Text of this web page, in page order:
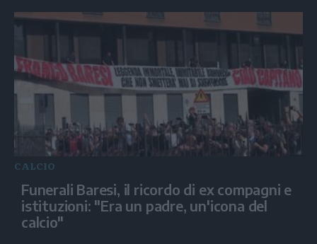
CALCIO
Funerali Baresi, il ricordo di ex compagni e
istituzioni: "Era un padre, un'icona del
calcio"